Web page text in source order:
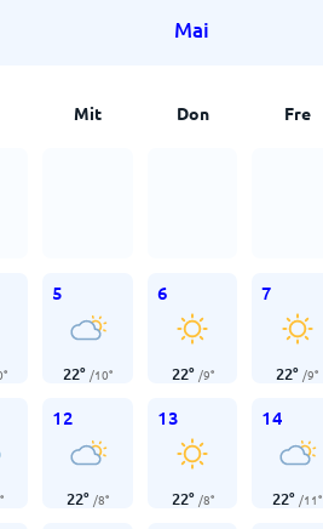
Mai
Mit Don Fre
°
5
22° /10°
6
22° /9°
7
22° /9°
°
12
22° /8°
13
22° /8°
14
22° /11°